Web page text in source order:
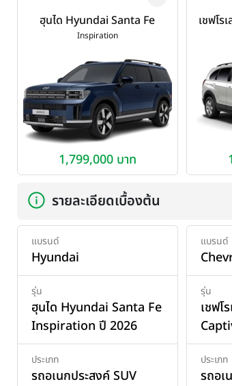
ฮุนได Hyundai Santa Fe
Inspiration ปี 2026
Inspiration
1,799,000 บาท
เชฟโ
รายละเอียดเบื้องต้น
แบรนด์
Hyundai
รุ่น
ฮุนได Hyundai Santa Fe
Inspiration ปี 2026
ประเภท
รถอเนกประสงค์ SUV
แบรนด์
รุ่น
เชฟโ
ประเภท
รถอเ